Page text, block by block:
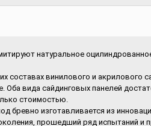
натуральное оцилиндрованное
винилового и акрилового
Оба вида сайдинговых панелей
стоимостью.
изготавливается из
прошедший ряд испытаний